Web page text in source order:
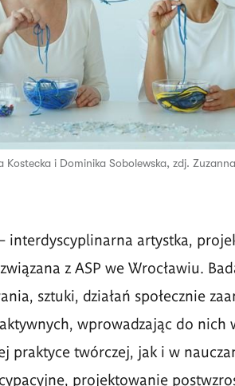
Kostecka i Dominika Sobolewska, zdj.
interdyscyplinarna artystka,
z ASP we Wrocławiu.
sztuki, działań społecznie
wprowadzając do nich
praktyce twórczej, jak i w
projektowanie